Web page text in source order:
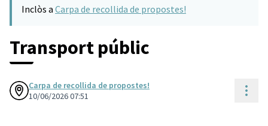
Inclòs a Carpa de recollida de propostes!
Transport públic
Carpa de recollida de propostes!
10/06/2026 07:51